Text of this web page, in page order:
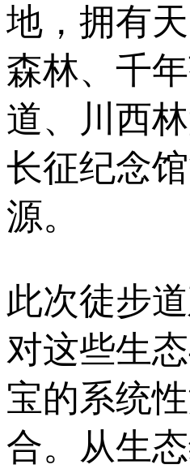
地，拥有
森林、千
道、川西
长征纪念
源。
此次徒步
对这些生
宝的系统
合。从生